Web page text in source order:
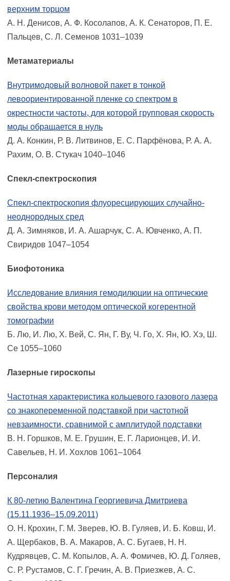
верхним торцом
А. Н. Денисов, А. Ф. Косолапов, А. К. Сенаторов, П. Е.
Пальцев, С. Л. Семенов 1031–1039
Метаматериалы
Внутримодовый волновой пакет в тонкой
левоориентированной пленке со спектром в
окрестности частоты, для которой групповая скорость
моды обращается в нуль
Д. А. Конкин, Р. В. Литвинов, Е. С. Парфёнова, Р. А. А.
Рахим, О. В. Стукач 1040–1046
Спекл-спектроскопия
Спекл-спектроскопия флуоресцирующих случайно-
неоднородных сред
Д. А. Зимняков, И. А. Ашарчук, С. А. Ювченко, А. П.
Свиридов 1047–1054
Биофотоника
Исследование влияния гемодилюции на оптические
свойства крови методом оптической когерентной
томографии
Б. Лю, И. Лю, Х. Вей, С. Ян, Г. Ву, Ч. Го, Х. Ян, Ю. Хэ, Ш.
Се 1055–1060
Лазерные гироскопы
Частотная характеристика кольцевого газового лазера
со знакопеременной подставкой при частотной
невзаимности, сравнимой с амплитудой подставки
В. Н. Горшков, М. Е. Грушин, Е. Г. Ларионцев, И. И.
Савельев, Н. И. Хохлов 1061–1064
Персоналия
К 80-летию Валентина Георгиевича Дмитриева
(15.11.1936–15.09.2011)
О. Н. Крохин, Г. М. Зверев, Ю. В. Гуляев, И. Б. Ковш, И.
А. Щербаков, В. А. Макаров, А. С. Бугаев, Н. Н.
Кудрявцев, С. М. Копылов, А. А. Фомичев, Ю. Д. Голяев,
С. Р. Рустамов, С. Г. Гречин, А. В. Приезжев, А. С.